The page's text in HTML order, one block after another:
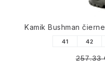
Kamik Bushman
41 42
257.33